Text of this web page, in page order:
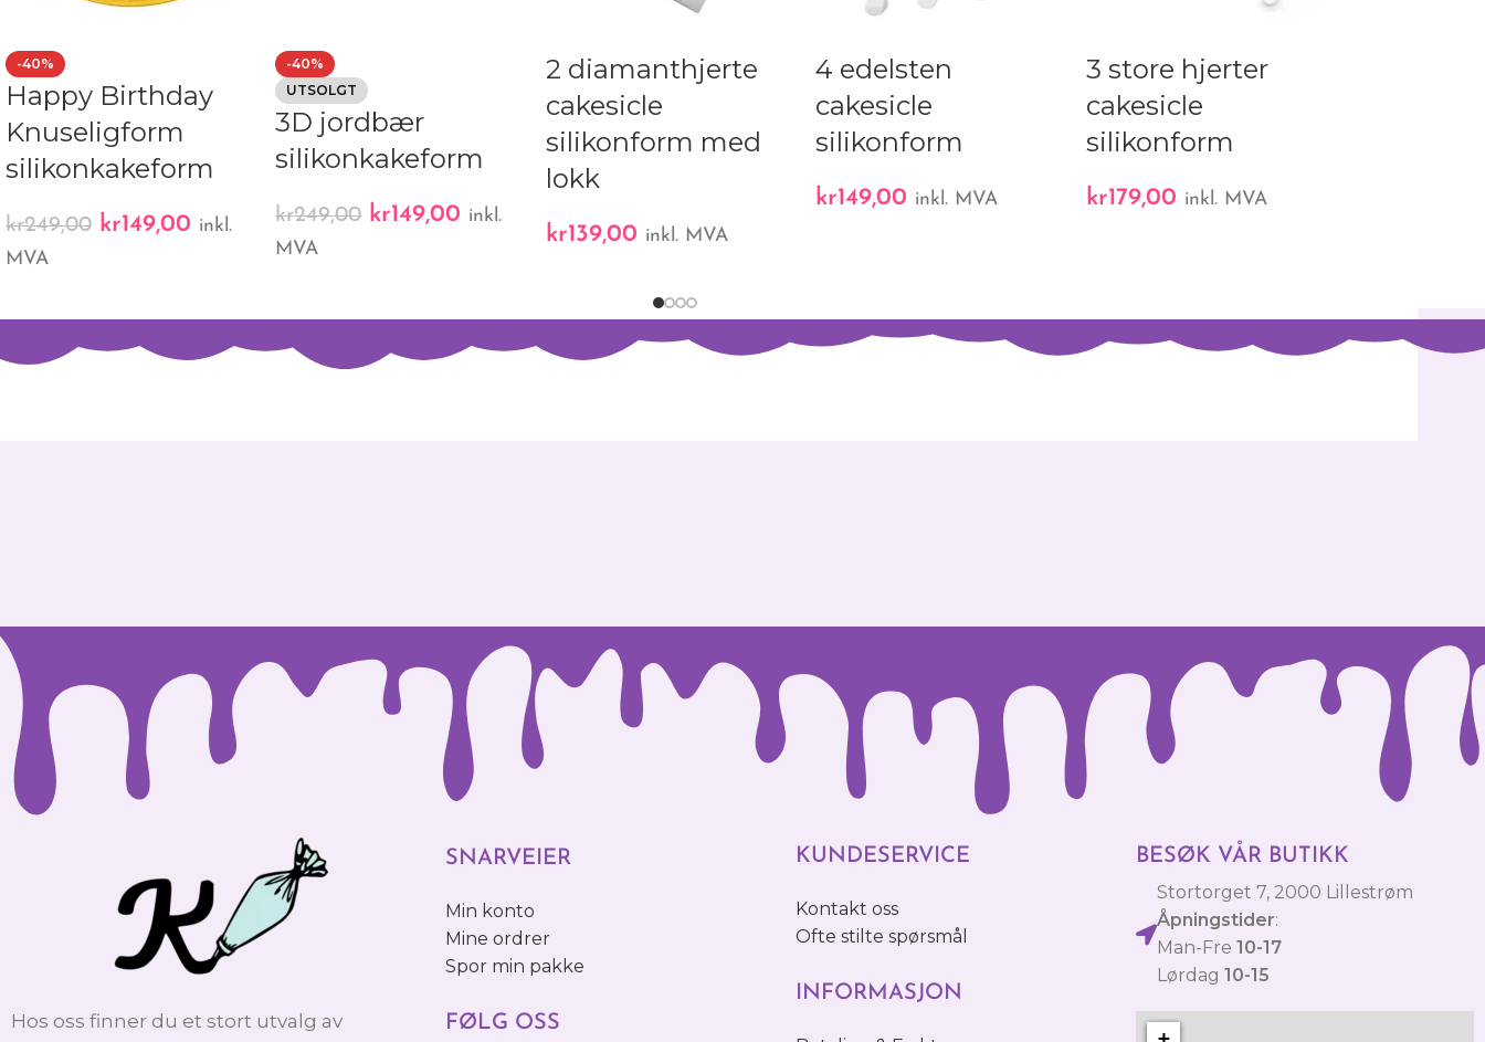
-40%
Happy Birthday
Knuseligform
silikonkakeform
kr249,00 kr149,00 inkl.
MVA
-40%
UTSOLGT
3D jordbær
silikonkakeform
kr249,00 kr149,00 inkl.
MVA
2 diamanthjerte
cakesicle
silikonform med
lokk
kr139,00 inkl. MVA
4 edelsten
cakesicle
silikonform
kr149,00 inkl. MVA
3 store hjerter
cakesicle
silikonform
kr179,00 inkl. MVA
Hos oss finner du et stort utvalg av
SNARVEIER
Min konto
Mine ordrer
Spor min pakke
FØLG OSS
KUNDESERVICE
Kontakt oss
Ofte stilte spørsmål
INFORMASJON
BESØK VÅR BUTIKK
Stortorget 7, 2000 Lillestrøm
Åpningstider:
Man-Fre 10-17
Lørdag 10-15